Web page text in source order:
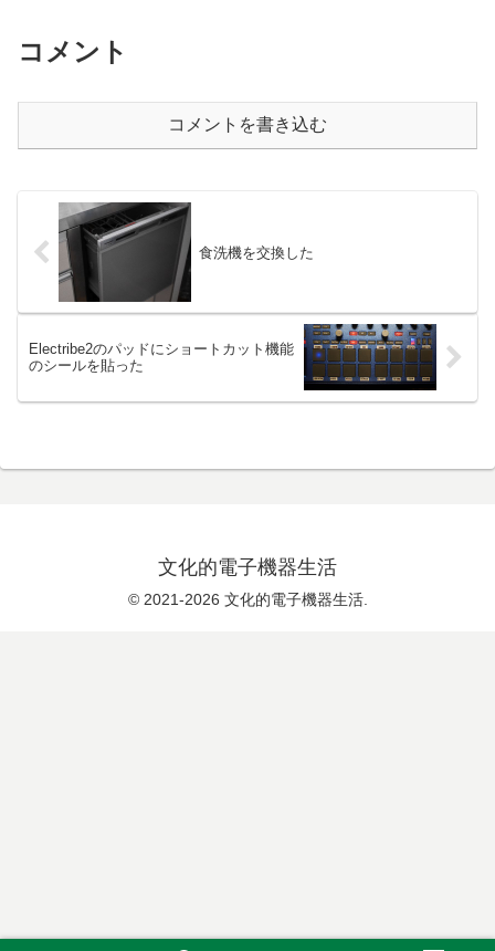
コメント
コメントを書き込む
食洗機を交換した
Electribe2のパッドにショートカット機能
のシールを貼った
文化的電子機器生活
© 2021-2026 文化的電子機器生活.